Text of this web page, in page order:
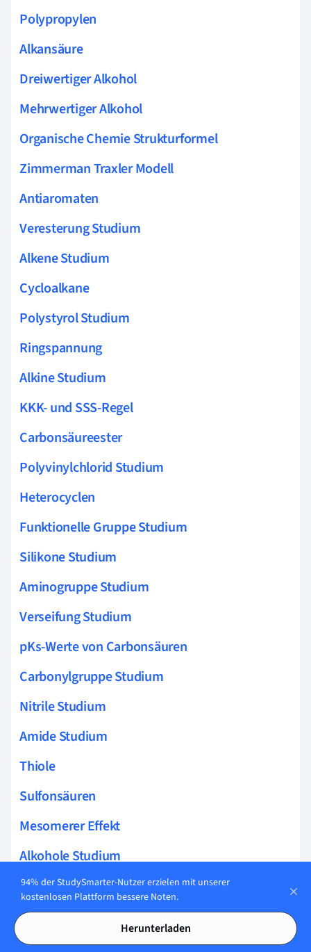
Polypropylen
Alkansäure
Dreiwertiger Alkohol
Mehrwertiger Alkohol
Organische Chemie Strukturformel
Zimmerman Traxler Modell
Antiaromaten
Veresterung Studium
Alkene Studium
Cycloalkane
Polystyrol Studium
Ringspannung
Alkine Studium
KKK- und SSS-Regel
Carbonsäureester
Polyvinylchlorid Studium
Heterocyclen
Funktionelle Gruppe Studium
Silikone Studium
Aminogruppe Studium
Verseifung Studium
pKs-Werte von Carbonsäuren
Carbonylgruppe Studium
Nitrile Studium
Amide Studium
Thiole
Sulfonsäuren
Mesomerer Effekt
Alkohole Studium
Halbacetal Studium
Schutzgruppen
Induktiver Effekt
94% der StudySmarter-Nutzer erzielen mit unserer
kostenlosen Plattform bessere Noten.
Herunterladen